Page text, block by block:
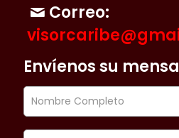
Correo:
Envíenos su